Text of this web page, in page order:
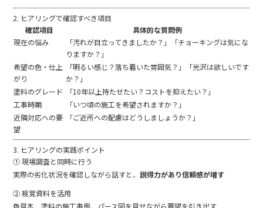
2. ヒアリングで確認すべき項目
確認項目 具体的な質問例
現在の悩み 「汚れが目立ってき ま したか？」「チョーキングは気にな
り ますか？」
希望の色・仕上
がり
「明るい感じ？落ち着いた雰囲気？」「光沢は欲しいです
か？」
塗料のグレード 「10年以上持たせたい？ コストを抑え たい？」
工事時期 「いつ頃の施工を希望されますか？」
近隣対応への要
望
「ご近所への配慮はどう しま しょうか？」
3. ヒアリングの実践ポイント
①現場調査と同時に行う
実際の劣化状況を確認しながら話すと、説得力があり信頼感が増す
②視覚資料を活用
色見本、塗料の施工事例、 パース図を見せながら要望を引き出す